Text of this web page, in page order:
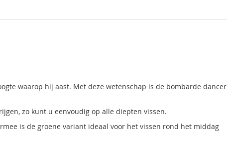
waarop hij aast. Met deze wetenschap is de bombarde dancer
zo kunt u eenvoudig op alle diepten vissen.
is de groene variant ideaal voor het vissen rond het middag